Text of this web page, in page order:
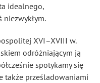
idealnego,
niezwykłym.
XVI–XVIII w.
odróżniającym ją
spotykamy się
także prześladowaniami